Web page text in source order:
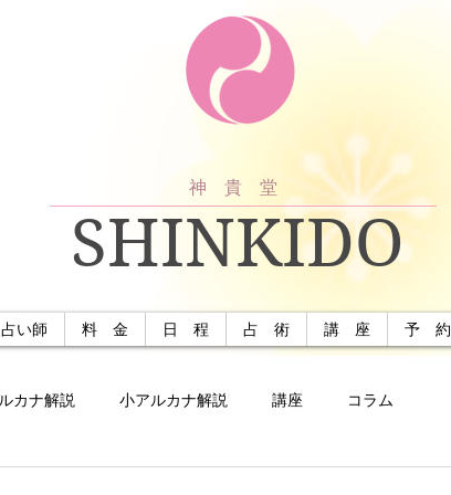
神 貴 堂
SHINKIDO
占い師 料 金 日 程 占 術 講 座 予 約
カナ解説 小アルカナ解説 講座 コラム